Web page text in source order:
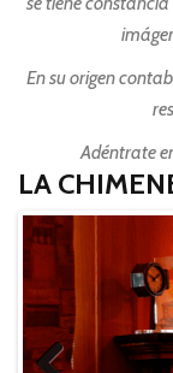
En su origen
Adéntrate
LA